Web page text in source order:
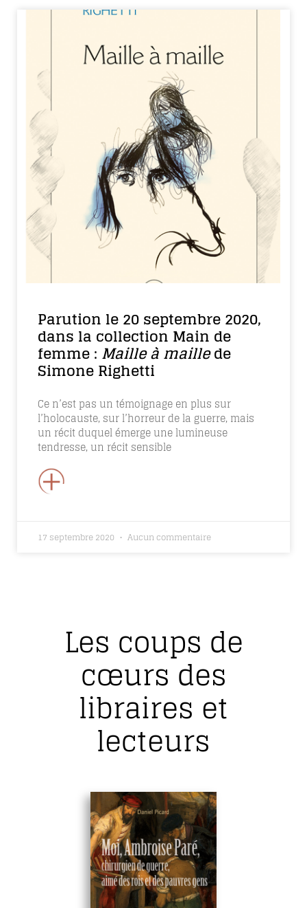
Parution le 20 septembre 2020,
dans la collection Main de
femme : Maille à maillede
Simone Righetti
Ce n’est pas un témoignage en plus sur
l’holocauste, sur l’horreur de la guerre, mais
un récit duquel émerge une lumineuse
tendresse, un récit sensible
+
17 septembre 2020 Aucun commentaire
Les coups de
cœurs des
libraires et
lecteurs